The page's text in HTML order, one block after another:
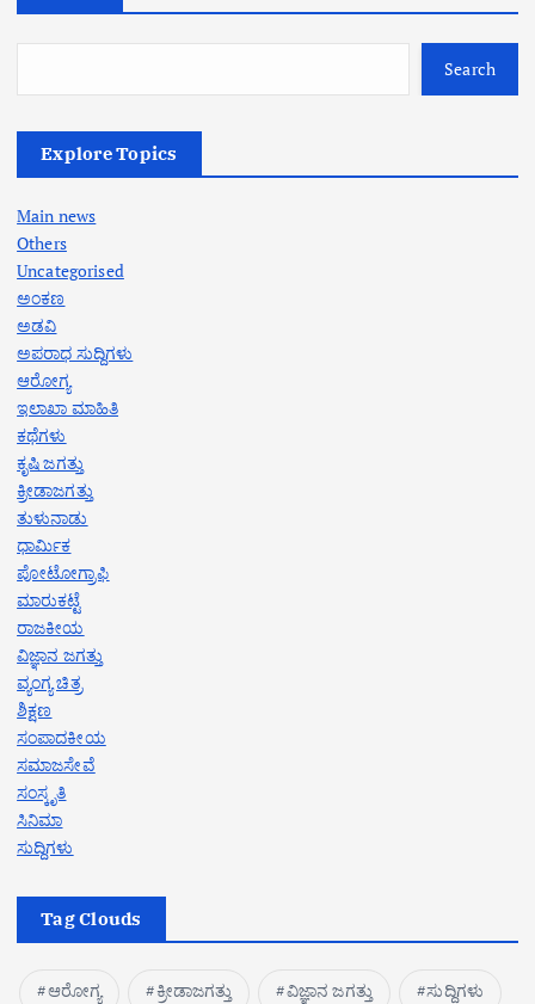
Search
Explore Topics
Main news
Others
Uncategorised
ಅಂಕಣ
ಅಡವಿ
ಅಪರಾಧ ಸುದ್ದಿಗಳು
ಆರೋಗ್ಯ
ಇಲಾಖಾ ಮಾಹಿತಿ
ಕಥೆಗಳು
ಕೃಷಿ ಜಗತ್ತು
ಕ್ರೀಡಾಜಗತ್ತು
ತುಳುನಾಡು
ಧಾರ್ಮಿಕ
ಪೋಟೋಗ್ರಾಫಿ
ಮಾರುಕಟ್ಟೆ
ರಾಜಕೀಯ
ವಿಜ್ಞಾನ ಜಗತ್ತು
ವ್ಯಂಗ್ಯ ಚಿತ್ರ
ಶಿಕ್ಷಣ
ಸಂಪಾದಕೀಯ
ಸಮಾಜಸೇವೆ
ಸಂಸ್ಕೃತಿ
ಸಿನಿಮಾ
ಸುದ್ದಿಗಳು
Tag Clouds
ಆರೋಗ್ಯ ಕ್ರೀಡಾಜಗತ್ತು ವಿಜ್ಞಾನ ಜಗತ್ತು ಸುದ್ದಿಗಳು